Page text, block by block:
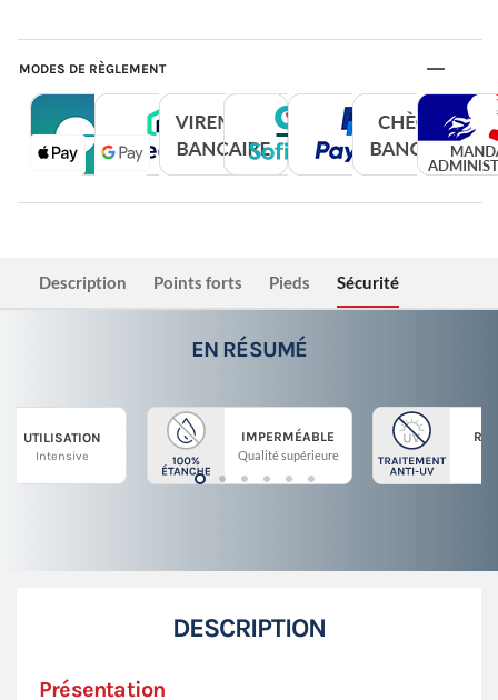
MODES DE RÈGLEMENT
Description Points forts Pieds Sécurité
EN RÉSUMÉ
UTILISATION
Intensive
IMPERMÉABLE
Qualité supérieure
DESCRIPTION
Présentation